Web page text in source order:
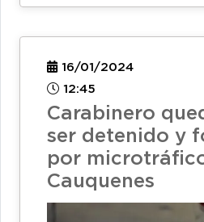
16/01/2024
12:45
Carabinero
ser detenido y
por
Cauquenes